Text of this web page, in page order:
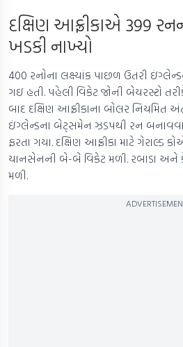
દક્ષિણ આફ્રીકાએ 399
ખડકી નાખ્યો
400 રનોના લક્ષ્યાંક પાછળ ઉતરી
ગઇ હતી. પહેલી વિકેટ જોની બેયરસ્ટો
બાદ દક્ષિણ આફ્રીકાના બોલર નિયમિત
ઇંગ્લેન્ડના બેટ્સમેન ઝડપથી રન
ફરતા ગયા. દક્ષિણ આફ્રીકા માટે ગેરાલ્ડ
યાનસેનની બે-બે વિકેટ મળી. રબાડા અને
મળી.